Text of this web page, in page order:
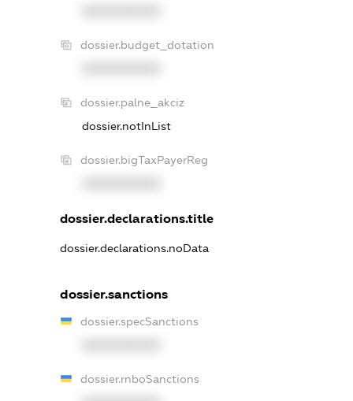
dossier.budget_dotation
dossier.palne_akciz
dossier.notInList
dossier.bigTaxPayerReg
dossier.declarations.title
dossier.declarations.noData
dossier.sanctions
dossier.specSanctions
dossier.rnboSanctions